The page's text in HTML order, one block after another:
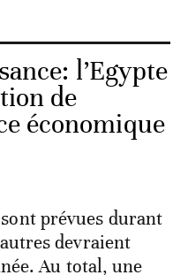
l’Egypte
de
économique
prévues durant
devraient
Au total, une